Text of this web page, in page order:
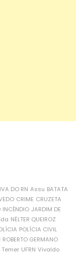
DO RN Assu BATATA
CRIME CRUZETA
INCÊNDIO JARDIM DE
NÉLTER QUEIROZ
POLÍCIA CIVIL
ROBERTO GERMANO
Temer UFRN Vivaldo